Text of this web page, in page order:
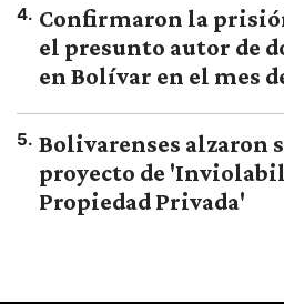
4. Confirmaron la
el presunto autor de
en Bolívar en el mes
5. Bolivarenses alzaron
proyecto de
Propiedad Privada'